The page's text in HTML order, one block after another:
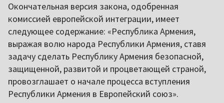
Окончательная версия закона, одобренная
комиссией европейской интеграции, имеет
следующее содержание: «Республика Армения,
выражая волю народа Республики Армения, ставя
задачу сделать Республику Армения безопасной,
защищенной, развитой и процветающей страной,
провозглашает о начале процесса вступления
Республики Армения в Европейский союз».